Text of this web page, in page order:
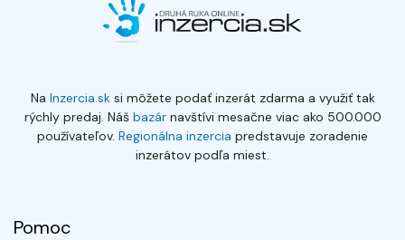
Na Inzercia.sksi môžete podať inzerát zdarma a využiť tak
rýchly predaj. Náš bazárnavštívi mesačne viac ako 500.000
používateľov. Regionálna inzercia predstavuje zoradenie
inzerátov podľa miest.
Pomoc